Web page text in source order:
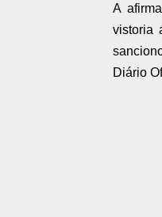
A
vistoria
Diário